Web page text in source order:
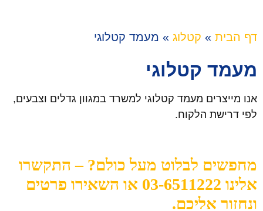
דף הבית » קטלוג » מעמד קטלוגי
מעמד קטלוגי
אנו מייצרים מעמד קטלוגי למשרד במגוון גדלים וצבעים,
לפי דרישת הלקוח.
מחפשים לבלוט מעל כולם? – התקשרו
אלינו 03-6511222 או השאירו פרטים
ונחזור אליכם.